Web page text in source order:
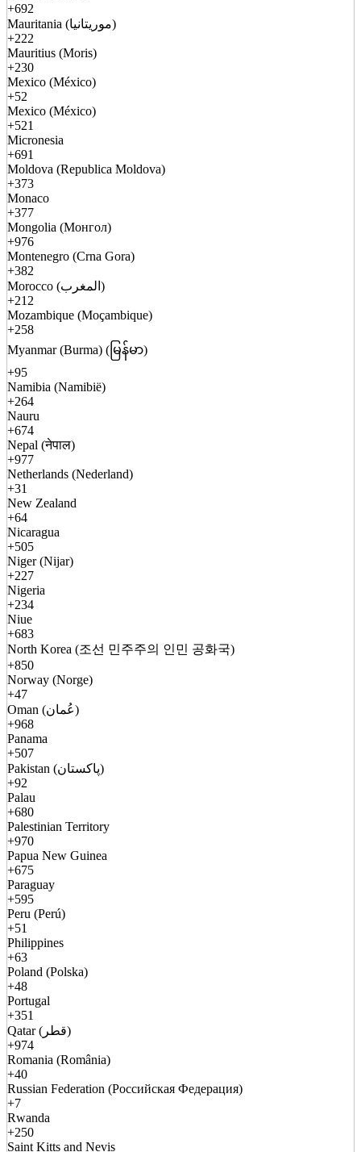
+692
Mauritania (موريتانيا)
+222
Mauritius (Moris)
+230
Mexico (México)
+52
Mexico (México)
+521
Micronesia
+691
Moldova (Republica Moldova)
+373
Monaco
+377
Mongolia (Монгол)
+976
Montenegro (Crna Gora)
+382
Morocco (المغرب)
+212
Mozambique (Moçambique)
+258
Myanmar (Burma) (မြန်မာ)
+95
Namibia (Namibië)
+264
Nauru
+674
Nepal (नेपाल)
+977
Netherlands (Nederland)
+31
New Zealand
+64
Nicaragua
+505
Niger (Nijar)
+227
Nigeria
+234
Niue
+683
North Korea (조선 민주주의 인민 공화국)
+850
Norway (Norge)
+47
Oman (عُمان)
+968
Panama
+507
Pakistan (پاکستان)
+92
Palau
+680
Palestinian Territory
+970
Papua New Guinea
+675
Paraguay
+595
Peru (Perú)
+51
Philippines
+63
Poland (Polska)
+48
Portugal
+351
Qatar (قطر)
+974
Romania (România)
+40
Russian Federation (Российская Федерация)
+7
Rwanda
+250
Saint Kitts and Nevis